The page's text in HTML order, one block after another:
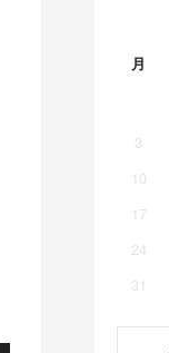
月
3
10
17
24
31